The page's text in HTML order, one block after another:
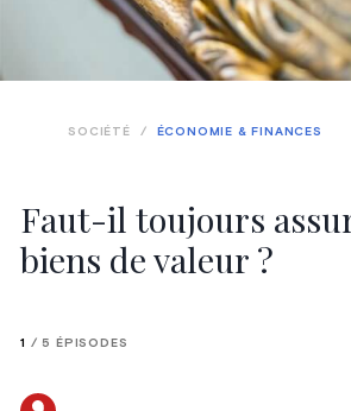
Faut-il toujours
biens de valeur ?
SOCIÉTÉ / ÉCONOMIE & FINANCES
1 / 5 ÉPISODES